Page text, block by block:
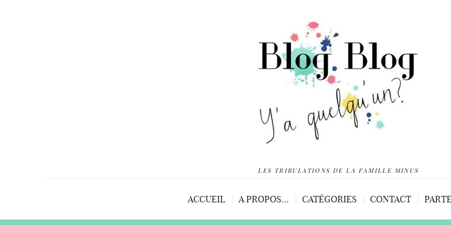
LES TRIBULATIONS DE LA FAMILLE MINUS
ACCUEIL A PROPOS… CATÉGORIES CONTACT